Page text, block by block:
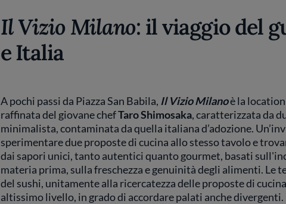
Il Vizio Milano: il viaggio del
e Italia
A pochi passi da Piazza San Babila, Il Vizio Milanoè la
raffinata del giovane chefTaro Shimosaka, caratterizzata da
minimalista, contaminata da quella italiana d’adozione.
sperimentare due proposte di cucina allo stesso tavolo e
dai sapori unici, tanto autentici quanto gourmet, basati
materia prima, sulla freschezza e genuinità degli alimenti. Le
del sushi, unitamente alla ricercatezza delle proposte di
altissimo livello, in grado di accordare palati anche divergenti.